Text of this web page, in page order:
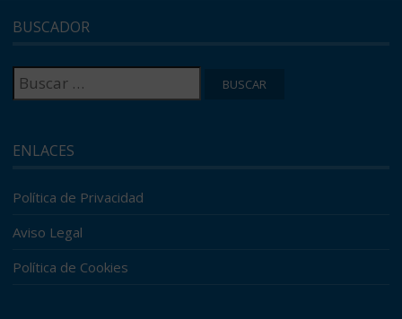
BUSCADOR
Buscar:
ENLACES
Política de Privacidad
Aviso Legal
Política de Cookies